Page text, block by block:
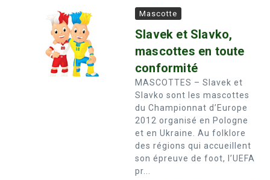
Mascotte
Slavek et Slavko,
mascottes en toute
conformité
MASCOTTES – Slavek et
Slavko sont les mascottes
du Championnat d’Europe
2012 organisé en Pologne
et en Ukraine. Au folklore
des régions qui accueillent
son épreuve de foot, l’UEFA
pr...